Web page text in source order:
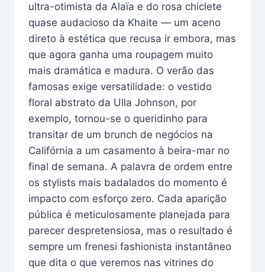
ultra-otimista da Alaïa e do rosa chiclete
quase audacioso da Khaite — um aceno
direto à estética que recusa ir embora, mas
que agora ganha uma roupagem muito
mais dramática e madura. O verão das
famosas exige versatilidade: o vestido
floral abstrato da Ulla Johnson, por
exemplo, tornou-se o queridinho para
transitar de um brunch de negócios na
Califórnia a um casamento à beira-mar no
final de semana. A palavra de ordem entre
os stylists mais badalados do momento é
impacto com esforço zero. Cada aparição
pública é meticulosamente planejada para
parecer despretensiosa, mas o resultado é
sempre um frenesi fashionista instantâneo
que dita o que veremos nas vitrines do